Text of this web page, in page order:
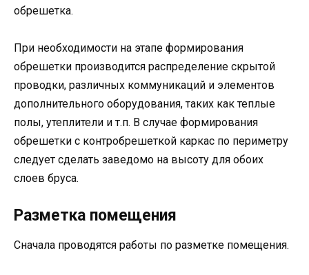
обрешетка.
При необходимости на этапе формирования
обрешетки производится распределение скрытой
проводки, различных коммуникаций и элементов
дополнительного оборудования, таких как теплые
полы, утеплители и т.п. В случае формирования
обрешетки с контробрешеткой каркас по периметру
следует сделать заведомо на высоту для обоих
слоев бруса.
Разметка помещения
Сначала проводятся работы по разметке помещения.